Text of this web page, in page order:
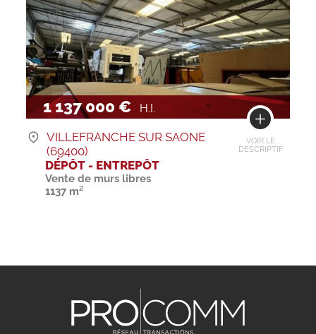
1 137 000 € H.I.
VOIR LE
DESCRIPTIF
VILLEFRANCHE SUR SAONE
(69400)
DÉPÔT - ENTREPÔT
Vente de murs libres
1137 m²